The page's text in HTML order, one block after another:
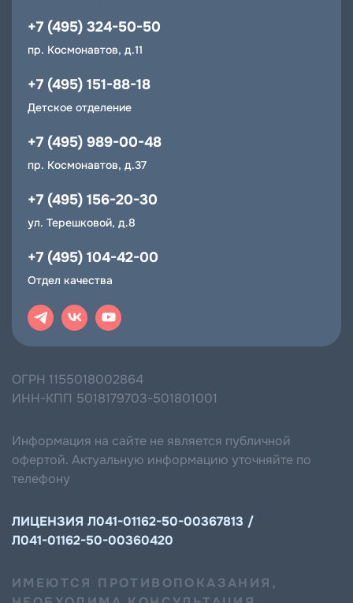
ОГРН 1155018002864
ИНН-КПП 5018179703-501801001
Информация на сайте не является публичной
офертой. Актуальную информацию уточняйте по
телефону
ЛИЦЕНЗИЯ Л041-01162-50-00367813 /
Л041-01162-50-00360420
+7 (495) 324-50-50
пр. Космонавтов, д.11
+7 (495) 151-88-18
Детское отделение
+7 (495) 989-00-48
пр. Космонавтов, д.37
+7 (495) 156-20-30
ул. Терешковой, д.8
+7 (495) 104-42-00
Отдел качества
ИМЕЮТСЯ ПРОТИВОПОКАЗАНИЯ,